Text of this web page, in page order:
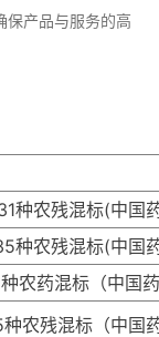
保产品与服务的高
种农残混标(中国
种农残混标(中国
农药混标（中国
农残混标（中国